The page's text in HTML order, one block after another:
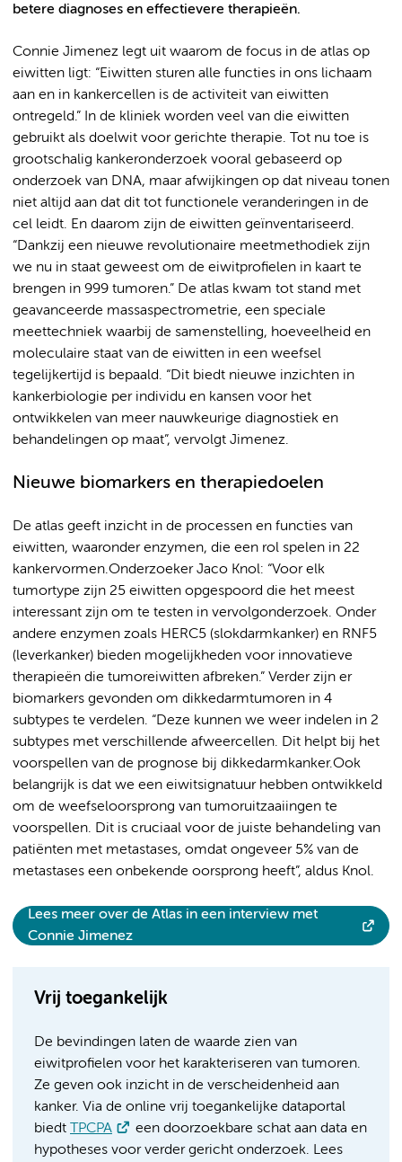
betere diagnoses en effectievere therapieën.
Connie Jimenez legt uit waarom de focus in de atlas op
eiwitten ligt: “Eiwitten sturen alle functies in ons lichaam
aan en in kankercellen is de activiteit van eiwitten
ontregeld.” In de kliniek worden veel van die eiwitten
gebruikt als doelwit voor gerichte therapie. Tot nu toe is
grootschalig kankeronderzoek vooral gebaseerd op
onderzoek van DNA, maar afwijkingen op dat niveau tonen
niet altijd aan dat dit tot functionele veranderingen in de
cel leidt. En daarom zijn de eiwitten geïnventariseerd.
“Dankzij een nieuwe revolutionaire meetmethodiek zijn
we nu in staat geweest om de eiwitprofielen in kaart te
brengen in 999 tumoren.” De atlas kwam tot stand met
geavanceerde massaspectrometrie, een speciale
meettechniek waarbij de samenstelling, hoeveelheid en
moleculaire staat van de eiwitten in een weefsel
tegelijkertijd is bepaald. “Dit biedt nieuwe inzichten in
kankerbiologie per individu en kansen voor het
ontwikkelen van meer nauwkeurige diagnostiek en
behandelingen op maat”, vervolgt Jimenez.
Nieuwe biomarkers en therapiedoelen
De atlas geeft inzicht in de processen en functies van
eiwitten, waaronder enzymen, die een rol spelen in 22
kankervormen.Onderzoeker Jaco Knol: “Voor elk
tumortype zijn 25 eiwitten opgespoord die het meest
interessant zijn om te testen in vervolgonderzoek. Onder
andere enzymen zoals HERC5 (slokdarmkanker) en RNF5
(leverkanker) bieden mogelijkheden voor innovatieve
therapieën die tumoreiwitten afbreken.” Verder zijn er
biomarkers gevonden om dikkedarmtumoren in 4
subtypes te verdelen. “Deze kunnen we weer indelen in 2
subtypes met verschillende afweercellen. Dit helpt bij het
voorspellen van de prognose bij dikkedarmkanker.Ook
belangrijk is dat we een eiwitsignatuur hebben ontwikkeld
om de weefseloorsprong van tumoruitzaaiingen te
voorspellen. Dit is cruciaal voor de juiste behandeling van
patiënten met metastases, omdat ongeveer 5% van de
metastases een onbekende oorsprong heeft”, aldus Knol.
Lees meer over de Atlas in een interview met
Connie Jimenez
Vrij toegankelijk
De bevindingen laten de waarde zien van
eiwitprofielen voor het karakteriseren van tumoren.
Ze geven ook inzicht in de verscheidenheid aan
kanker. Via de online vrij toegankelijke dataportal
biedt
TPCPA
een doorzoekbare schat aan data en
hypotheses voor verder gericht onderzoek. Lees